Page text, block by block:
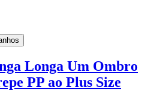
Longa Um Ombro
PP ao Plus Size